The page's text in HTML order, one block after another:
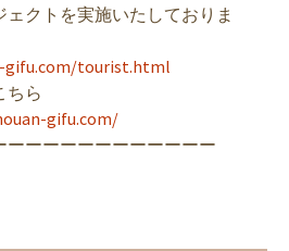
ェクトを実施いたしておりま
gifu.com/tourist.html
ら
gifu.com/
ーーーーーーーーーーーー